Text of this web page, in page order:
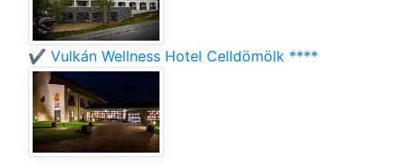
✔️ Vulkán Wellness Hotel Celldömölk ****